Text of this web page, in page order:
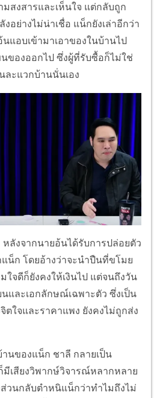
สงสารและเห็นใจ แต่กลับถูก
อย่างไม่น่าเชื่อ แน็กยังเล่าอีกว่า
แอบเข้ามาเอาของในบ้านไป
ของออกไป ซึ่งผู้ที่รับซื้อก็ไม่ใช่
ละแวกบ้านนั่นเอง
ลังจากนายอ้นได้รับการปล่อยตัว
แน็ก โดยอ้างว่าจะนำปืนที่ขโมย
จดีก็ยังคงให้เงินไป แต่จนถึงวัน
และเอกลักษณ์เฉพาะตัว ซึ่งเป็น
ใจและราคาแพง ยังคงไม่ถูกส่ง
นของแน็ก ชาลี กลายเป็น
มีเสียงวิพากษ์วิจารณ์หลากหลาย
วนกลับตำหนิแน็กว่าทำไมถึงไม่